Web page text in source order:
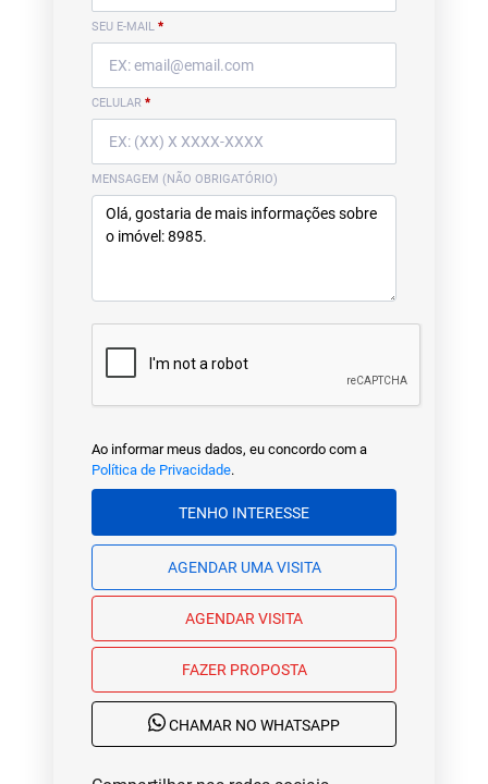
SEU E-MAIL *
CELULAR *
MENSAGEM (NÃO OBRIGATÓRIO)
Ao informar meus dados, eu concordo com a
Política de Privacidade.
TENHO INTERESSE
AGENDAR UMA VISITA
AGENDAR VISITA
FAZER PROPOSTA
CHAMAR NO WHATSAPP